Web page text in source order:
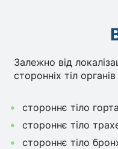
Залежно від
сторонніх тіл
стороннє тіло
стороннє тіло
стороннє тіло